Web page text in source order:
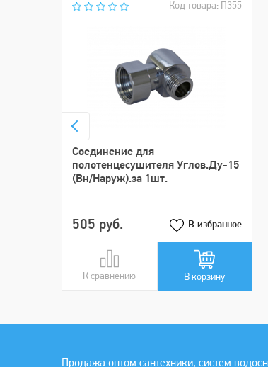
Код товара: П355
Cоединение для
полотенцесушителя Углов.Ду-15
(Вн/Наруж).за 1шт.
505 руб. В избранное
К сравнению
В сравнении В корзину
Продажа оптом сантехники, систем